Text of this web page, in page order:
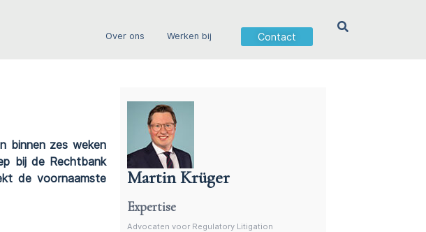
Over ons Werken bij Contact
binnen zes weken
bij de Rechtbank
de voornaamste
Martin Krüger
Advocaat productregelgeving – Martin Krüger
Expertise
Advocaten voor Regulatory Litigation